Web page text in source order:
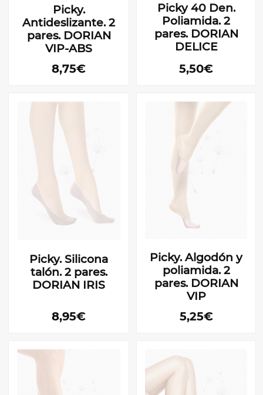
Picky.
Antideslizante. 2
pares. DORIAN
VIP-ABS
8,75€
Picky 40 Den.
Poliamida. 2
pares. DORIAN
DELICE
5,50€
Picky. Silicona
talón. 2 pares.
DORIAN IRIS
8,95€
Picky. Algodón y
poliamida. 2
pares. DORIAN
VIP
5,25€